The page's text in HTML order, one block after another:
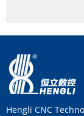
Hengli CNC